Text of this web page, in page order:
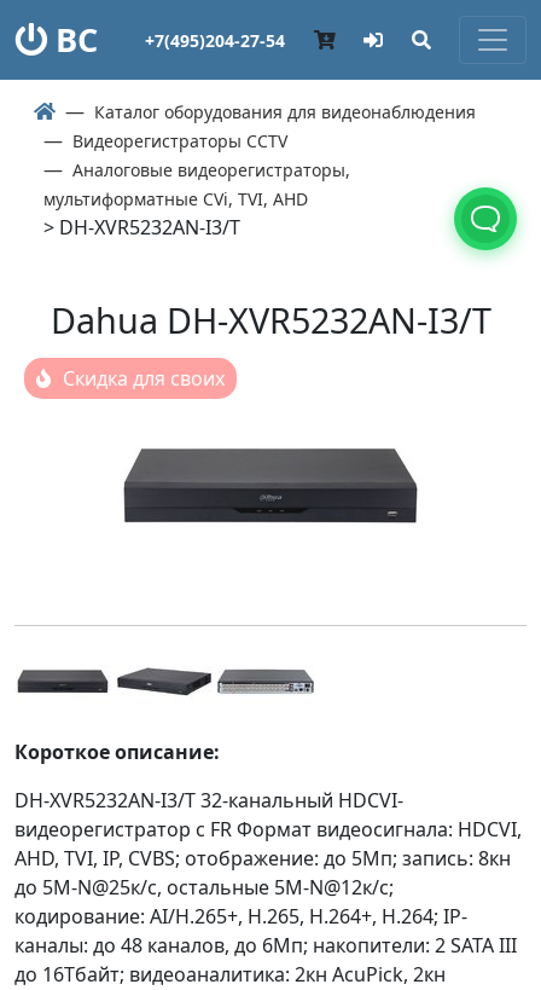
ВС +7(495)204-27-54
Каталог оборудования для видеонаблюдения
Видеорегистраторы CCTV
Аналоговые видеорегистраторы,
мультиформатные СVi, TVI, AHD
> DH-XVR5232AN-I3/T
Dahua DH-XVR5232AN-I3/T
Скидка для своих
Короткое описание:
DH-XVR5232AN-I3/T 32-канальный HDCVI-
видеорегистратор с FR Формат видеосигнала: HDCVI,
AHD, TVI, IP, CVBS; отображение: до 5Мп; запись: 8кн
до 5M-N@25к/с, остальные 5M-N@12к/с;
кодирование: AI/H.265+, H.265, H.264+, H.264; IP-
каналы: до 48 каналов, до 6Мп; накопители: 2 SATA III
до 16Тбайт; видеоаналитика: 2кн AcuPick, 2кн